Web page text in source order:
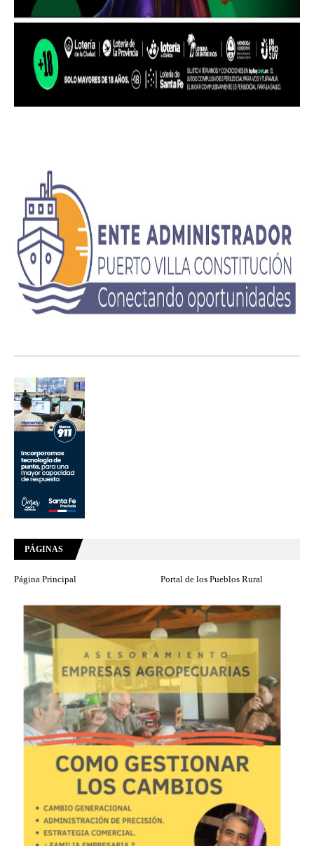
PÁGINAS
Página Principal Portal de los Pueblos Rural